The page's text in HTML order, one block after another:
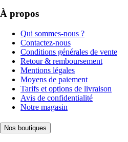
À propos
Qui sommes-nous ?
Contactez-nous
Conditions générales de vente
Retour & remboursement
Mentions légales
Moyens de paiement
Tarifs et options de livraison
Avis de confidentialité
Notre magasin
Nos boutiques